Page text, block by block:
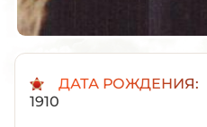
ДАТА РОЖДЕНИЯ:
1910